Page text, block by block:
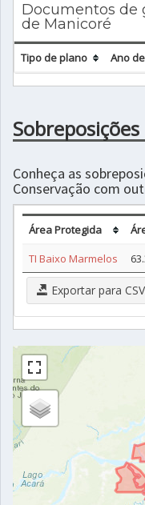
Documentos de
de Manicoré
Tipo de plano Ano
Sobreposições
Conheça as
Conservação com
Área Protegida
TI Baixo Marmelos
Exportar para CSV